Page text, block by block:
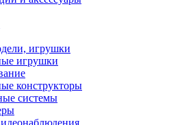
игрушки
игрушки
конструкторы
системы